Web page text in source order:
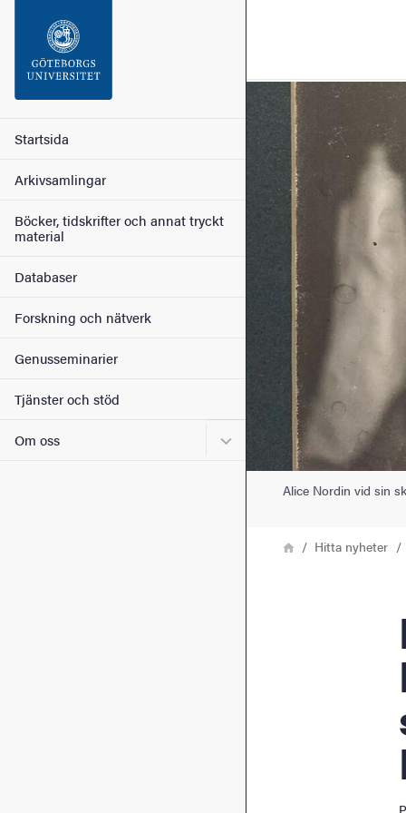
Sidfoten
Om webbplatsen
Huvudmeny
Startsida
Arkivsamlingar
Böcker, tidskrifter och annat tryckt
material
Databaser
Forskning och nätverk
Genusseminarier
Tjänster och stöd
Om oss Undermeny för Om oss
Bild
Alice Nordin vid sin
LänkstigHemHitta nyheter